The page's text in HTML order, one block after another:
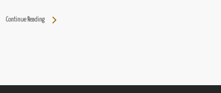
Continue Reading